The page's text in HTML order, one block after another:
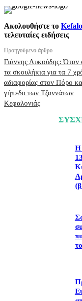
Ακολουθήστε το
τελευταίες ειδήσεις
Προηγούμενο άρθρο
Γιάννης Λυκούδης: Όταν
τα σκουλήκια για τα 7
αδιαφορίας στον Πόρο
γήπεδο των Τζαννάτων
Κεφαλονιάς
Η